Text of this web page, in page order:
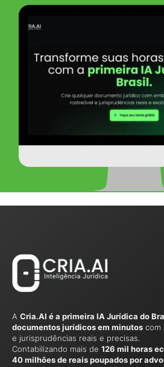
A Cria.AI é a primeira IA Jurídica do
documentos jurídicos em minutos com
e jurisprudências reais e precisas.
Contabilizando mais de 126 mil horas
40 milhões de reais poupados por